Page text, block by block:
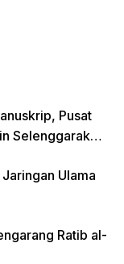
Pusat
Selenggarakan
Ulama
Ratib al-